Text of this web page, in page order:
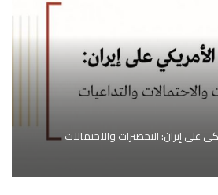
على إيران: التحضيرات والاحتمالات